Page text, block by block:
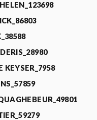
KEYSER_7958